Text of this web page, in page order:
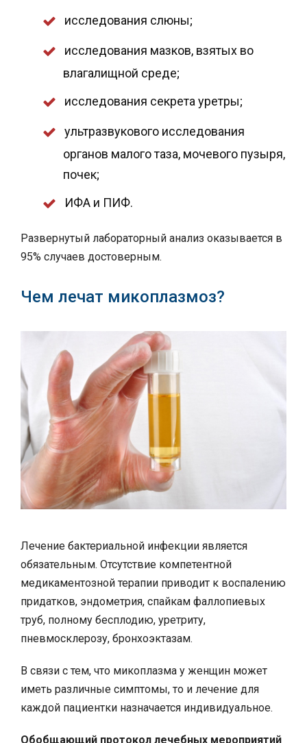
исследования слюны;
исследования мазков, взятых во
влагалищной среде;
исследования секрета уретры;
ультразвукового исследования
органов малого таза, мочевого пузыря,
почек;
ИФА и ПИФ.
Развернутый лабораторный анализ оказывается в
95% случаев достоверным.
Чем лечат микоплазмоз?
Лечение бактериальной инфекции является
обязательным. Отсутствие компетентной
медикаментозной терапии приводит к воспалению
придатков, эндометрия, спайкам фаллопиевых
труб, полному бесплодию, уретриту,
пневмосклерозу, бронхоэктазам.
В связи с тем, что микоплазма у женщин может
иметь различные симптомы, то и лечение для
каждой пациентки назначается индивидуальное.
Обобщающий протокол лечебных мероприятий